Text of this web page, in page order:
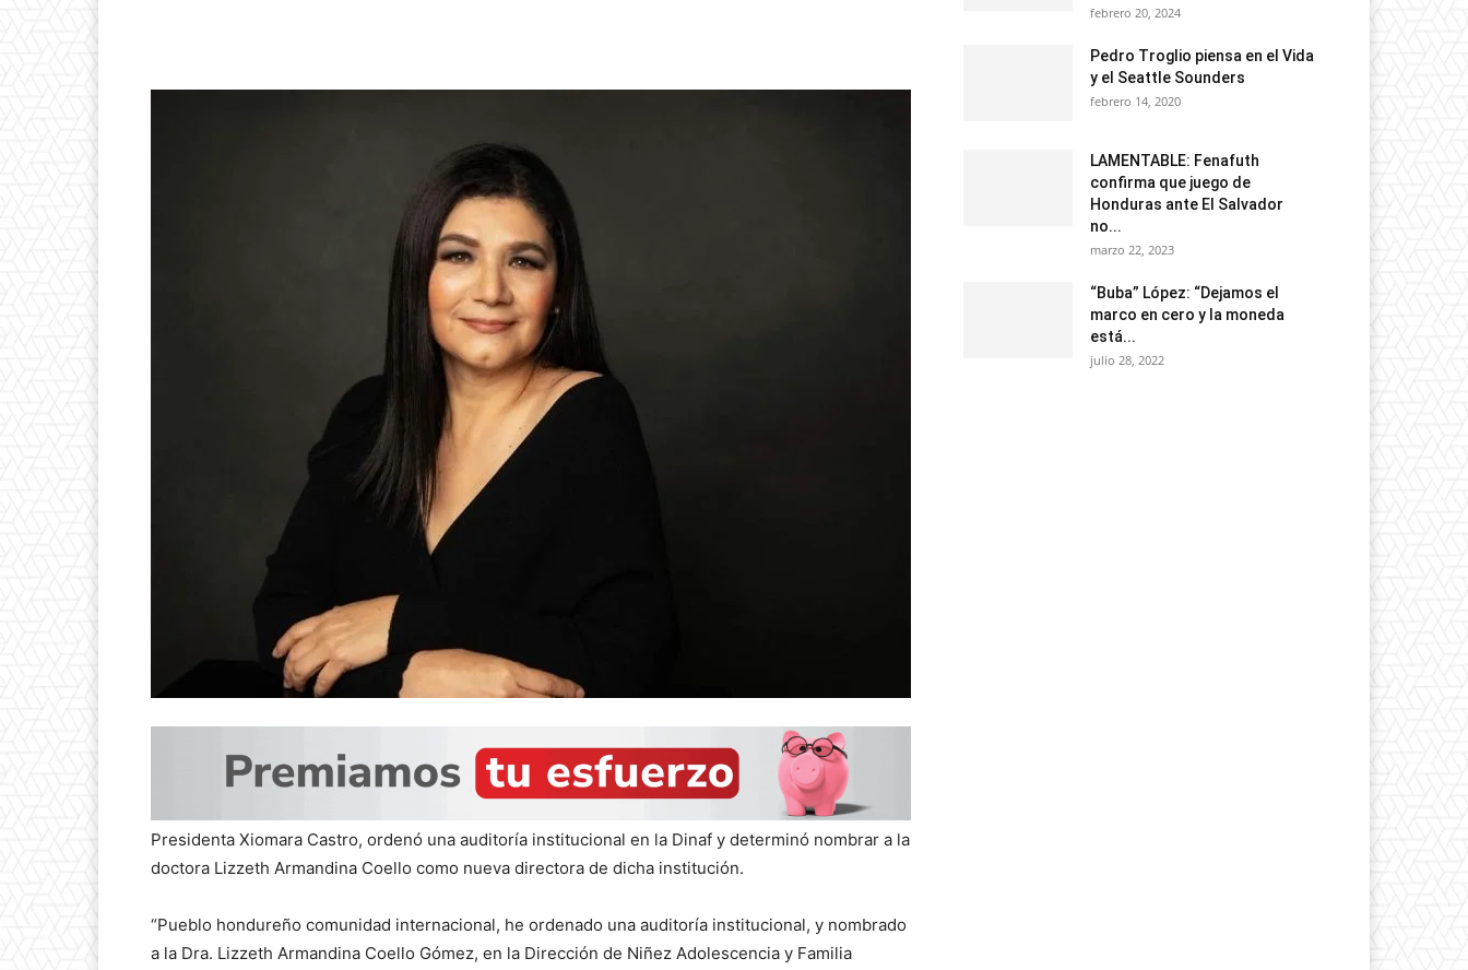
Presidenta Xiomara Castro, ordenó una auditoría institucional en la Dinaf y determinó nombrar a la
doctora Lizzeth Armandina Coello como nueva directora de dicha institución.
“Pueblo hondureño comunidad internacional, he ordenado una auditoría institucional, y nombrado
a la Dra. Lizzeth Armandina Coello Gómez, en la Dirección de Niñez Adolescencia y Familia
febrero 20, 2024
Pedro Troglio piensa en el Vida
y el Seattle Sounders
febrero 14, 2020
LAMENTABLE: Fenafuth
confirma que juego de
Honduras ante El Salvador
no...
marzo 22, 2023
“Buba” López: “Dejamos el
marco en cero y la moneda
está...
julio 28, 2022